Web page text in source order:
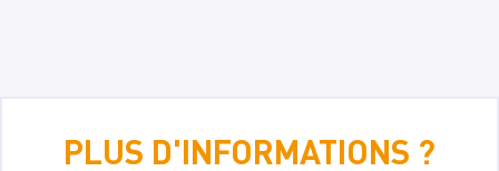
PLUS D'INFORMATIONS ?